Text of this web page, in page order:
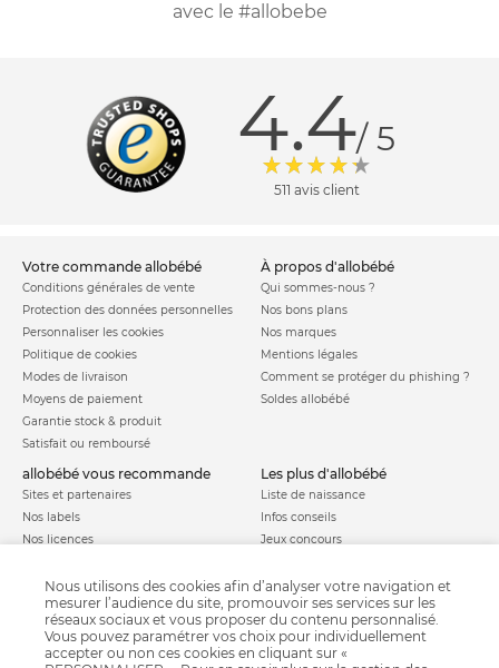
avec le #allobebe
4.4/ 5
511 avis client
votre commande allobébé
Conditions générales de vente
Protection des données personnelles
Personnaliser les cookies
Politique de cookies
Modes de livraison
Moyens de paiement
Garantie stock & produit
Satisfait ou remboursé
à propos d'allobébé
Qui sommes-nous ?
Nos bons plans
Nos marques
Mentions légales
Comment se protéger du phishing ?
Soldes allobébé
allobébé vous recommande
Sites et partenaires
Nos labels
Nos licences
les plus d'allobébé
Liste de naissance
Infos conseils
Jeux concours
Parrainage
Paiement sécurisé
Nous utilisons des cookies afin d’analyser votre navigation et
mesurer l’audience du site, promouvoir ses services sur les
réseaux sociaux et vous proposer du contenu personnalisé.
Vous pouvez paramétrer vos choix pour individuellement
accepter ou non ces cookies en cliquant sur «